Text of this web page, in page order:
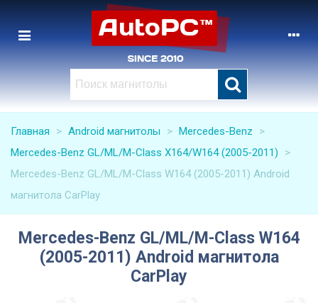
Главная > Android магнитолы > Mercedes-Benz
>
Mercedes-Benz GL/ML/M-Class X164/W164 (2005-2011)
>
Mercedes-Benz GL/ML/M-Class W164 (2005-2011) Android
магнитола CarPlay
Mercedes-Benz GL/ML/M-Class W164
(2005-2011) Android магнитола
CarPlay